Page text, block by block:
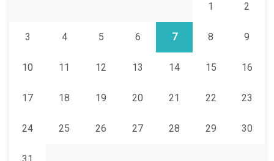
1 2
3 4 5 6 7 8 9
10 11 12 13 14 15 16
17 18 19 20 21 22 23
24 25 26 27 28 29 30